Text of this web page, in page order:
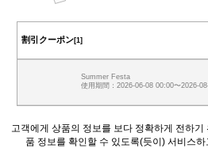
割引クーポン[1]
Summer Festa
使用期間：2026-06-08 00:00〜2026-
고객에게 상품의 정보를 보다 정확하게 전하
품 정보를 확인할 수 있도록(듯이) 서비스